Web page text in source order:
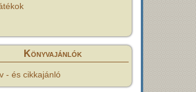
Könyvajánlók
- és cikkajánló